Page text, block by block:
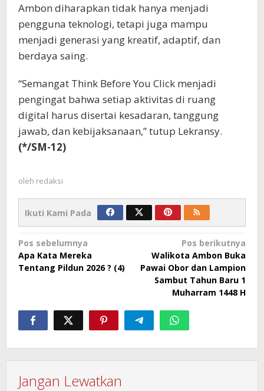
Ambon diharapkan tidak hanya menjadi
pengguna teknologi, tetapi juga mampu
menjadi generasi yang kreatif, adaptif, dan
berdaya saing.
“Semangat Think Before You Click menjadi
pengingat bahwa setiap aktivitas di ruang
digital harus disertai kesadaran, tanggung
jawab, dan kebijaksanaan,” tutup Lekransy.
(*/SM-12)
oleh redaksi
Ikuti Kami Pada
Navigasi
pos
Pos sebelumnya
Apa Kata Mereka
Tentang Pildun 2026 ? (4)
Pos berikutnya
Walikota Ambon Buka
Pawai Obor dan Lampion
Sambut Tahun Baru 1
Muharram 1448 H
Jangan Lewatkan